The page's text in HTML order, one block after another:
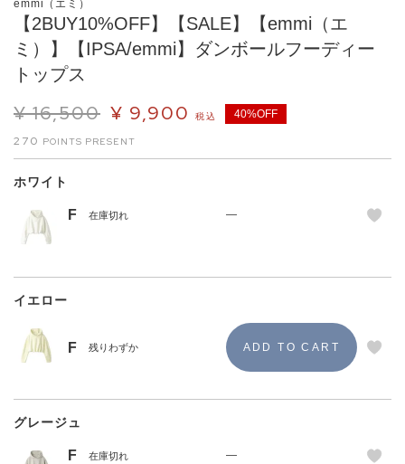
emmi（エミ）
【2BUY10%OFF】【SALE】【emmi（エ
ミ）】【IPSA/emmi】ダンボールフーディー
トップス
¥ 16,500 ¥ 9,900 税込 40%OFF
270
ホワイト
F 在庫切れ —
イエロー
F 残りわずか
グレージュ
F 在庫切れ —